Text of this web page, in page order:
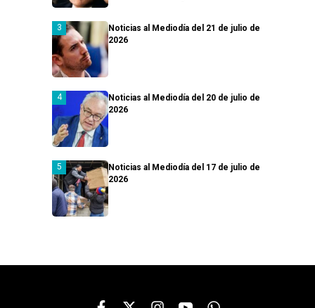
Noticias al Mediodía del 21 de julio de
2026
Noticias al Mediodía del 20 de julio de
2026
Noticias al Mediodía del 17 de julio de
2026